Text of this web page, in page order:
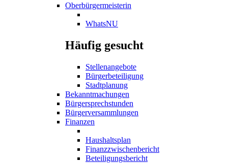
Oberbürgermeisterin
WhatsNU
Häufig gesucht
Stellenangebote
Bürgerbeteiligung
Stadtplanung
Bekanntmachungen
Bürgersprechstunden
Bürgerversammlungen
Finanzen
Haushaltsplan
Finanzzwischenbericht
Beteiligungsbericht